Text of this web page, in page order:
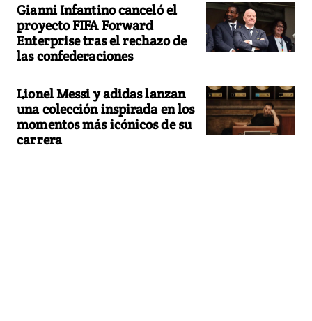
Gianni Infantino canceló el
proyecto FIFA Forward
Enterprise tras el rechazo de
las confederaciones
Lionel Messi y adidas lanzan
una colección inspirada en los
momentos más icónicos de su
carrera